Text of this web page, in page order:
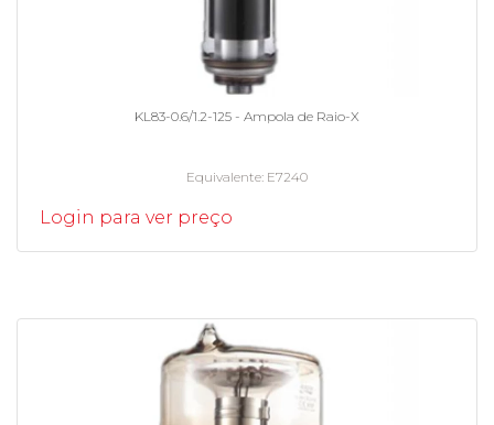
KL83-0.6/1.2-125 - Ampola de Raio-X
Equivalente E7240
Login para ver preço